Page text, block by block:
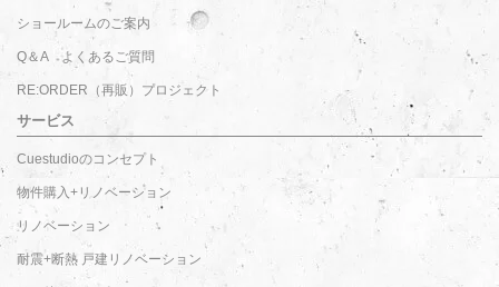
ショールームのご案内
Q＆A よくあるご質問
RE:ORDER（再販）プロジェクト
サービス
Cuestudioのコンセプト
物件購入+リノベーション
リノベーション
耐震+断熱 戸建リノベーション